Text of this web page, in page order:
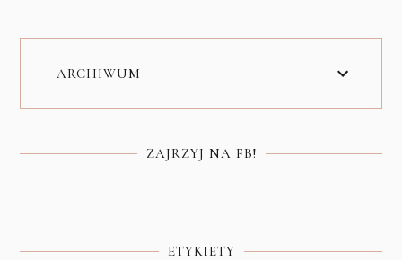
ARCHIWUM
ZAJRZYJ NA FB!
ETYKIETY